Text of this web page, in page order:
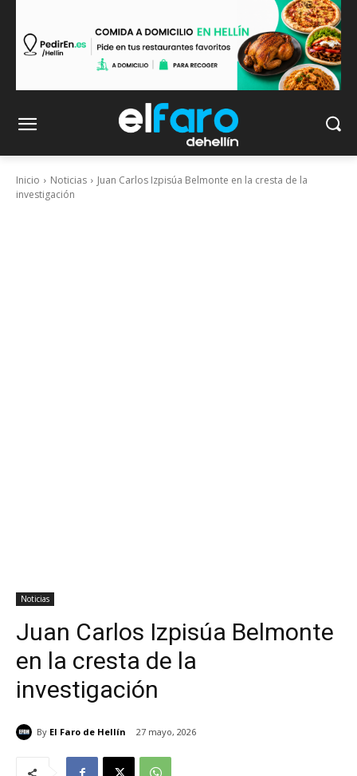
Inicio Noticias
Juan Carlos Izpisúa Belmonte en la cresta de la
investigación
Noticias
Juan Carlos Izpisúa Belmonte
en la cresta de la
investigación
By El Faro de Hellín 27 mayo, 2026